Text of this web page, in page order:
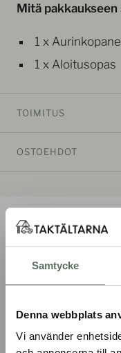
Samtycke
Denna webbplats
Vi använder
Mitä pakkaukseen
1 x
1 x Aloitusopas
TOIMITUS
OSTOEHDOT
Ilmasto